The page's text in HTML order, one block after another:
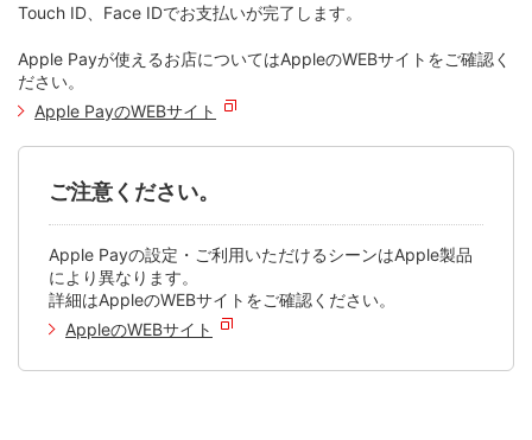
Touch ID、Face IDでお支払いが完了します。
Apple Payが使えるお店についてはAppleのWEBサイトをご確認く
ださい。
Apple PayのWEBサイト
ご注意ください。
Apple Payの設定・ご利用いただけるシーンはApple製品
により異なります。
詳細はAppleのWEBサイトをご確認ください。
AppleのWEBサイト